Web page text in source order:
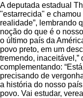
A deputada estadual
"estarrecida" e chamou
realidade”, lembrando
noção do que é o
o último país da
povo preto, em um
tremendo, inaceitável,”
complementando:
precisando de
a história do nosso
povo. Vai estudar,